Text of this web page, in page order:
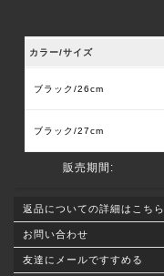
カラー/サイズ
ブラック/26cm
ブラック/27cm
販売期間:
返品についての詳細はこちら
お問い合わせ
友達にメールですすめる